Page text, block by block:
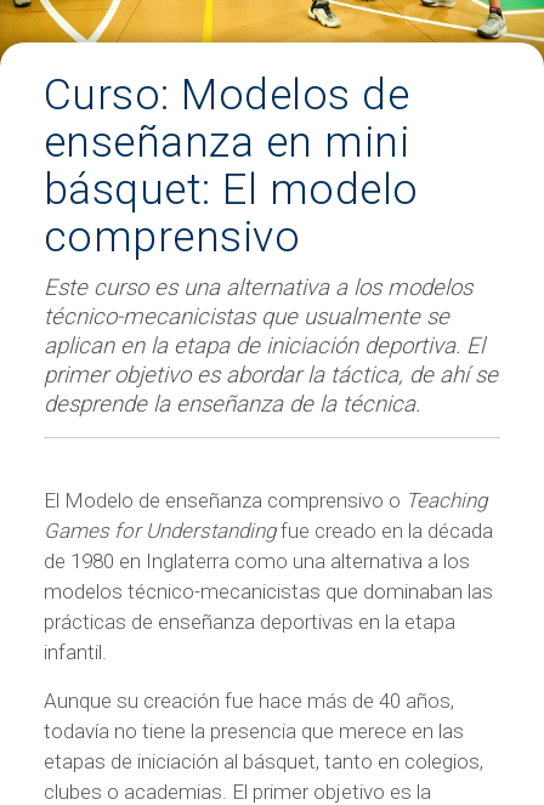
Curso: Modelos de
enseñanza en mini
básquet: El modelo
comprensivo
Este curso es una alternativa a los modelos
técnico-mecanicistas que usualmente se
aplican en la etapa de iniciación deportiva. El
primer objetivo es abordar la táctica, de ahí se
desprende la enseñanza de la técnica.
El Modelo de enseñanza comprensivo o Teaching
Games for Understandingfue creado en la década
de 1980 en Inglaterra como una alternativa a los
modelos técnico-mecanicistas que dominaban las
prácticas de enseñanza deportivas en la etapa
infantil.
Aunque su creación fue hace más de 40 años,
todavía no tiene la presencia que merece en las
etapas de iniciación al básquet, tanto en colegios,
clubes o academias. El primer objetivo es la